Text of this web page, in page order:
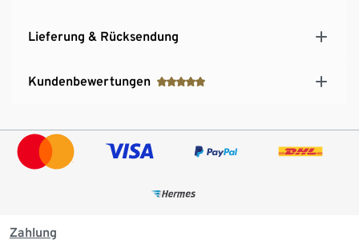
Lieferung & Rücksendung
Kundenbewertungen
Zahlung